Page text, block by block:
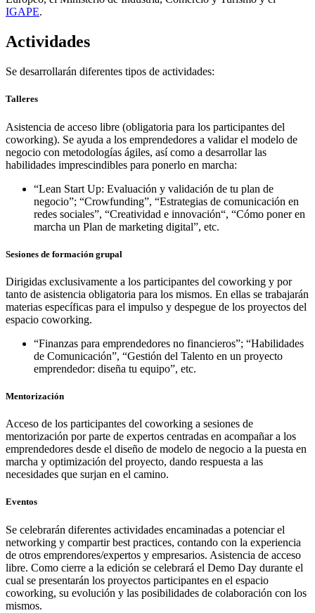
IGAPE.
Actividades
Se desarrollarán diferentes tipos de actividades:
Talleres
Asistencia de acceso libre (obligatoria para los participantes del
coworking). Se ayuda a los emprendedores a validar el modelo de
negocio con metodologías ágiles, así como a desarrollar las
habilidades imprescindibles para ponerlo en marcha:
“Lean Start Up: Evaluación y validación de tu plan de
negocio”; “Crowfunding”, “Estrategias de comunicación en
redes sociales”, “Creatividad e innovación“, “Cómo poner en
marcha un Plan de marketing digital”, etc.
Sesiones de formación grupal
Dirigidas exclusivamente a los participantes del coworking y por
tanto de asistencia obligatoria para los mismos. En ellas se trabajarán
materias específicas para el impulso y despegue de los proyectos del
espacio coworking.
“Finanzas para emprendedores no financieros”; “Habilidades
de Comunicación”, “Gestión del Talento en un proyecto
emprendedor: diseña tu equipo”, etc.
Mentorización
Acceso de los participantes del coworking a sesiones de
mentorización por parte de expertos centradas en acompañar a los
emprendedores desde el diseño de modelo de negocio a la puesta en
marcha y optimización del proyecto, dando respuesta a las
necesidades que surjan en el camino.
Eventos
Se celebrarán diferentes actividades encaminadas a potenciar el
networking y compartir best practices, contando con la experiencia
de otros emprendores/expertos y empresarios. Asistencia de acceso
libre. Como cierre a la edición se celebrará el Demo Day durante el
cual se presentarán los proyectos participantes en el espacio
coworking, su evolución y las posibilidades de colaboración con los
mismos.